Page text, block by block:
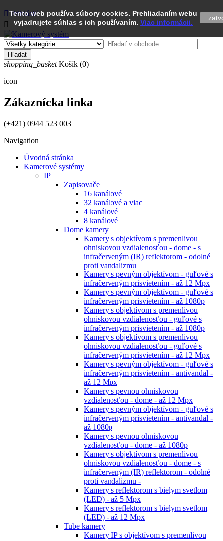
Tento web používa súbory cookies. Prehliadaním webu
vyjadrujete súhlas s ich používaním. Viac informácii.
 Prihlásiť

Hľadať
shopping_basket Košík (0)
icon
Zákaznícka linka
(+421) 0944 523 003
Navigation
Úvodná stránka
Kamerové systémy
IP
Zapisovače
16 kanálové
32 kanálové a viac
4 kanálové
8 kanálové
Dome kamery
Kamery s objektívom s premenlivou
ohniskovou vzdialenosťou - dome - s
infračerveným (IR) reflektorom - odolné
proti vandalizmu
Kamery s pevným objektívom - guľové s
infračerveným prisvietením - až 12 Mpx
Kamery s pevným objektívom - guľové s
infračerveným prisvietením - až 1080p
Kamery s objektívom s premenlivou
ohniskovou vzdialenosťou - guľové s
infračerveným prisvietením - až 1080p
Kamery s objektívom s premenlivou
ohniskovou vzdialenosťou - guľové s
infračerveným prisvietením - až 12 Mpx
Kamery s pevným objektívom - guľové s
infračerveným prisvietením - antivandal -
až 12 Mpx
Kamery s pevnou ohniskovou
vzdialenosťou - dome - až 12 Mpx
Kamery s pevným objektívom - guľové s
infračerveným prisvietením - antivandal -
až 1080p
Kamery s pevnou ohniskovou
vzdialenosťou - dome - až 1080p
Kamery s objektívom s premenlivou
ohniskovou vzdialenosťou - dome - s
infračerveným (IR) reflektorom - odolné
proti vandalizmu -
Kamery s reflektorom s bielym svetlom
(LED) - až 5 Mpx
Kamery s reflektorom s bielym svetlom
(LED) - až 12 Mpx
Tube kamery
Kamery IP s objektívom s premenlivou